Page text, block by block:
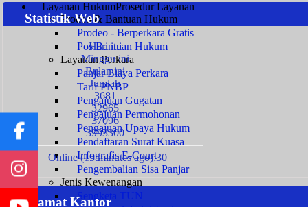
Layanan HukumProsedur Layanan
Prodeo & Bantuan Hukum
Prodeo - Berperkara Gratis
Pos Bantuan Hukum
Layanan Perkara
Panjar Biaya Perkara
Tarif PNBP
Pengajuan Gugatan
Pengajuan Permohonan
Pengajuan Upaya Hukum
Pendaftaran Surat Kuasa
Infografis E-Court
Pengembalian Sisa Panjar
Jenis Kewenangan
Sengketa TUN
Statistik Web
Hari ini
Minggu ini
Bulan ini
Jumlah
3681
32965
37096
3993300
Online (15 minutes ago):30
Alamat Kantor